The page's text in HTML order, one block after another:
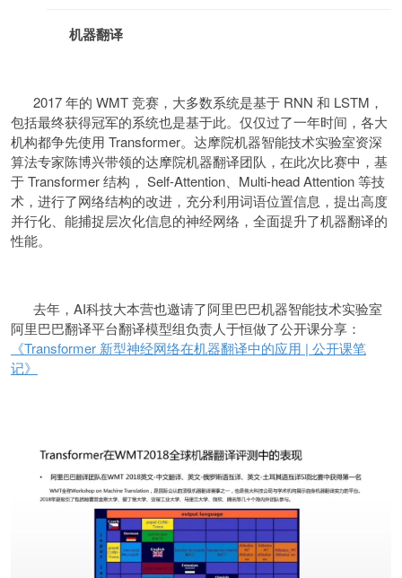
机器翻译
2017 年的 WMT 竞赛，大多数系统是基于 RNN 和 LSTM，
包括最终获得冠军的系统也是基于此。仅仅过了一年时间，各大
机构都争先使用 Transformer。达摩院机器智能技术实验室资深
算法专家陈博兴带领的达摩院机器翻译团队，在此次比赛中，基
于 Transformer 结构， Self-Attention、Multi-head Attention 等技
术，进行了网络结构的改进，充分利用词语位置信息，提出高度
并行化、能捕捉层次化信息的神经网络，全面提升了机器翻译的
性能。
去年，AI科技大本营也邀请了阿里巴巴机器智能技术实验室
阿里巴巴翻译平台翻译模型组负责人于恒做了公开课分享：
《Transformer 新型神经网络在机器翻译中的应用 | 公开课笔
记》